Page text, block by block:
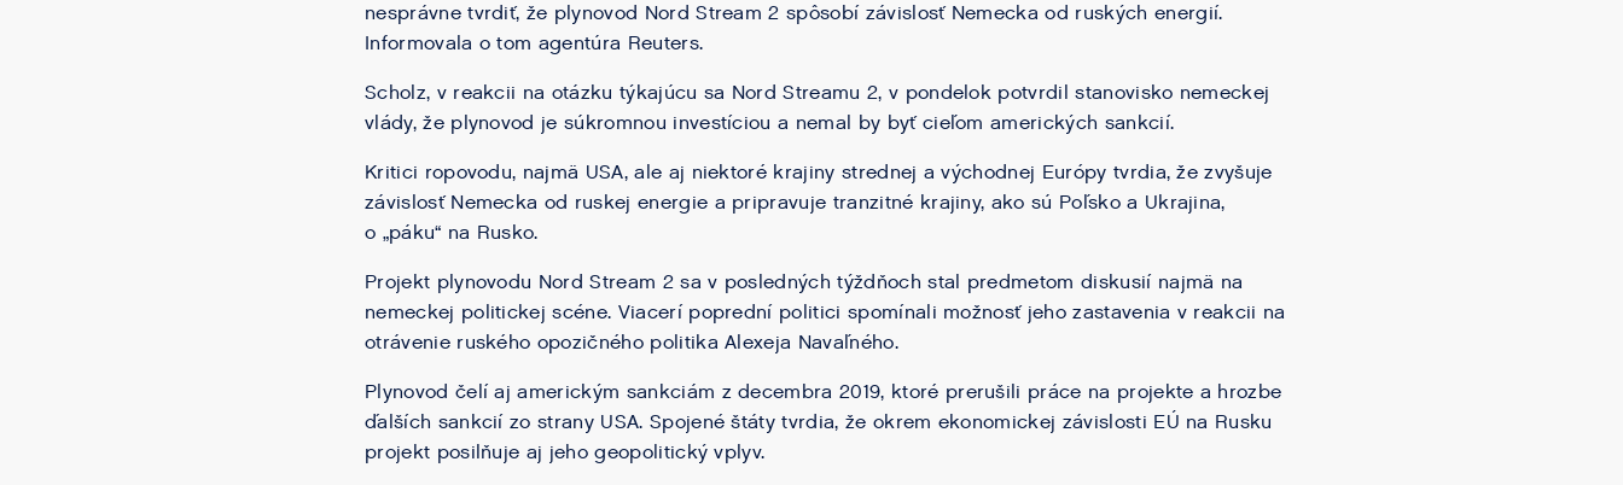
nesprávne tvrdiť, že plynovod Nord Stream 2 spôsobí závislosť Nemecka od ruských energií.
Informovala o tom agentúra Reuters.
Scholz, v reakcii na otázku týkajúcu sa Nord Streamu 2, v pondelok potvrdil stanovisko nemeckej
vlády, že plynovod je súkromnou investíciou a nemal by byť cieľom amerických sankcií.
Kritici ropovodu, najmä USA, ale aj niektoré krajiny strednej a východnej Európy tvrdia, že zvyšuje
závislosť Nemecka od ruskej energie a pripravuje tranzitné krajiny, ako sú Poľsko a Ukrajina,
o „páku“ na Rusko.
Projekt plynovodu Nord Stream 2 sa v posledných týždňoch stal predmetom diskusií najmä na
nemeckej politickej scéne. Viacerí poprední politici spomínali možnosť jeho zastavenia v reakcii na
otrávenie ruského opozičného politika Alexeja Navaľného.
Plynovod čelí aj americkým sankciám z decembra 2019, ktoré prerušili práce na projekte a hrozbe
ďalších sankcií zo strany USA. Spojené štáty tvrdia, že okrem ekonomickej závislosti EÚ na Rusku
projekt posilňuje aj jeho geopolitický vplyv.